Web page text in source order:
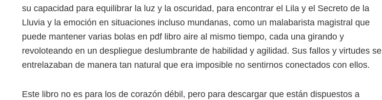
su capacidad para equilibrar la luz y la oscuridad, para encontrar el Lila y el Secreto de la
Lluvia y la emoción en situaciones incluso mundanas, como un malabarista magistral que
puede mantener varias bolas en pdf libro aire al mismo tiempo, cada una girando y
revoloteando en un despliegue deslumbrante de habilidad y agilidad. Sus fallos y virtudes se
entrelazaban de manera tan natural que era imposible no sentirnos conectados con ellos.
Este libro no es para los de corazón débil, pero para descargar que están dispuestos a